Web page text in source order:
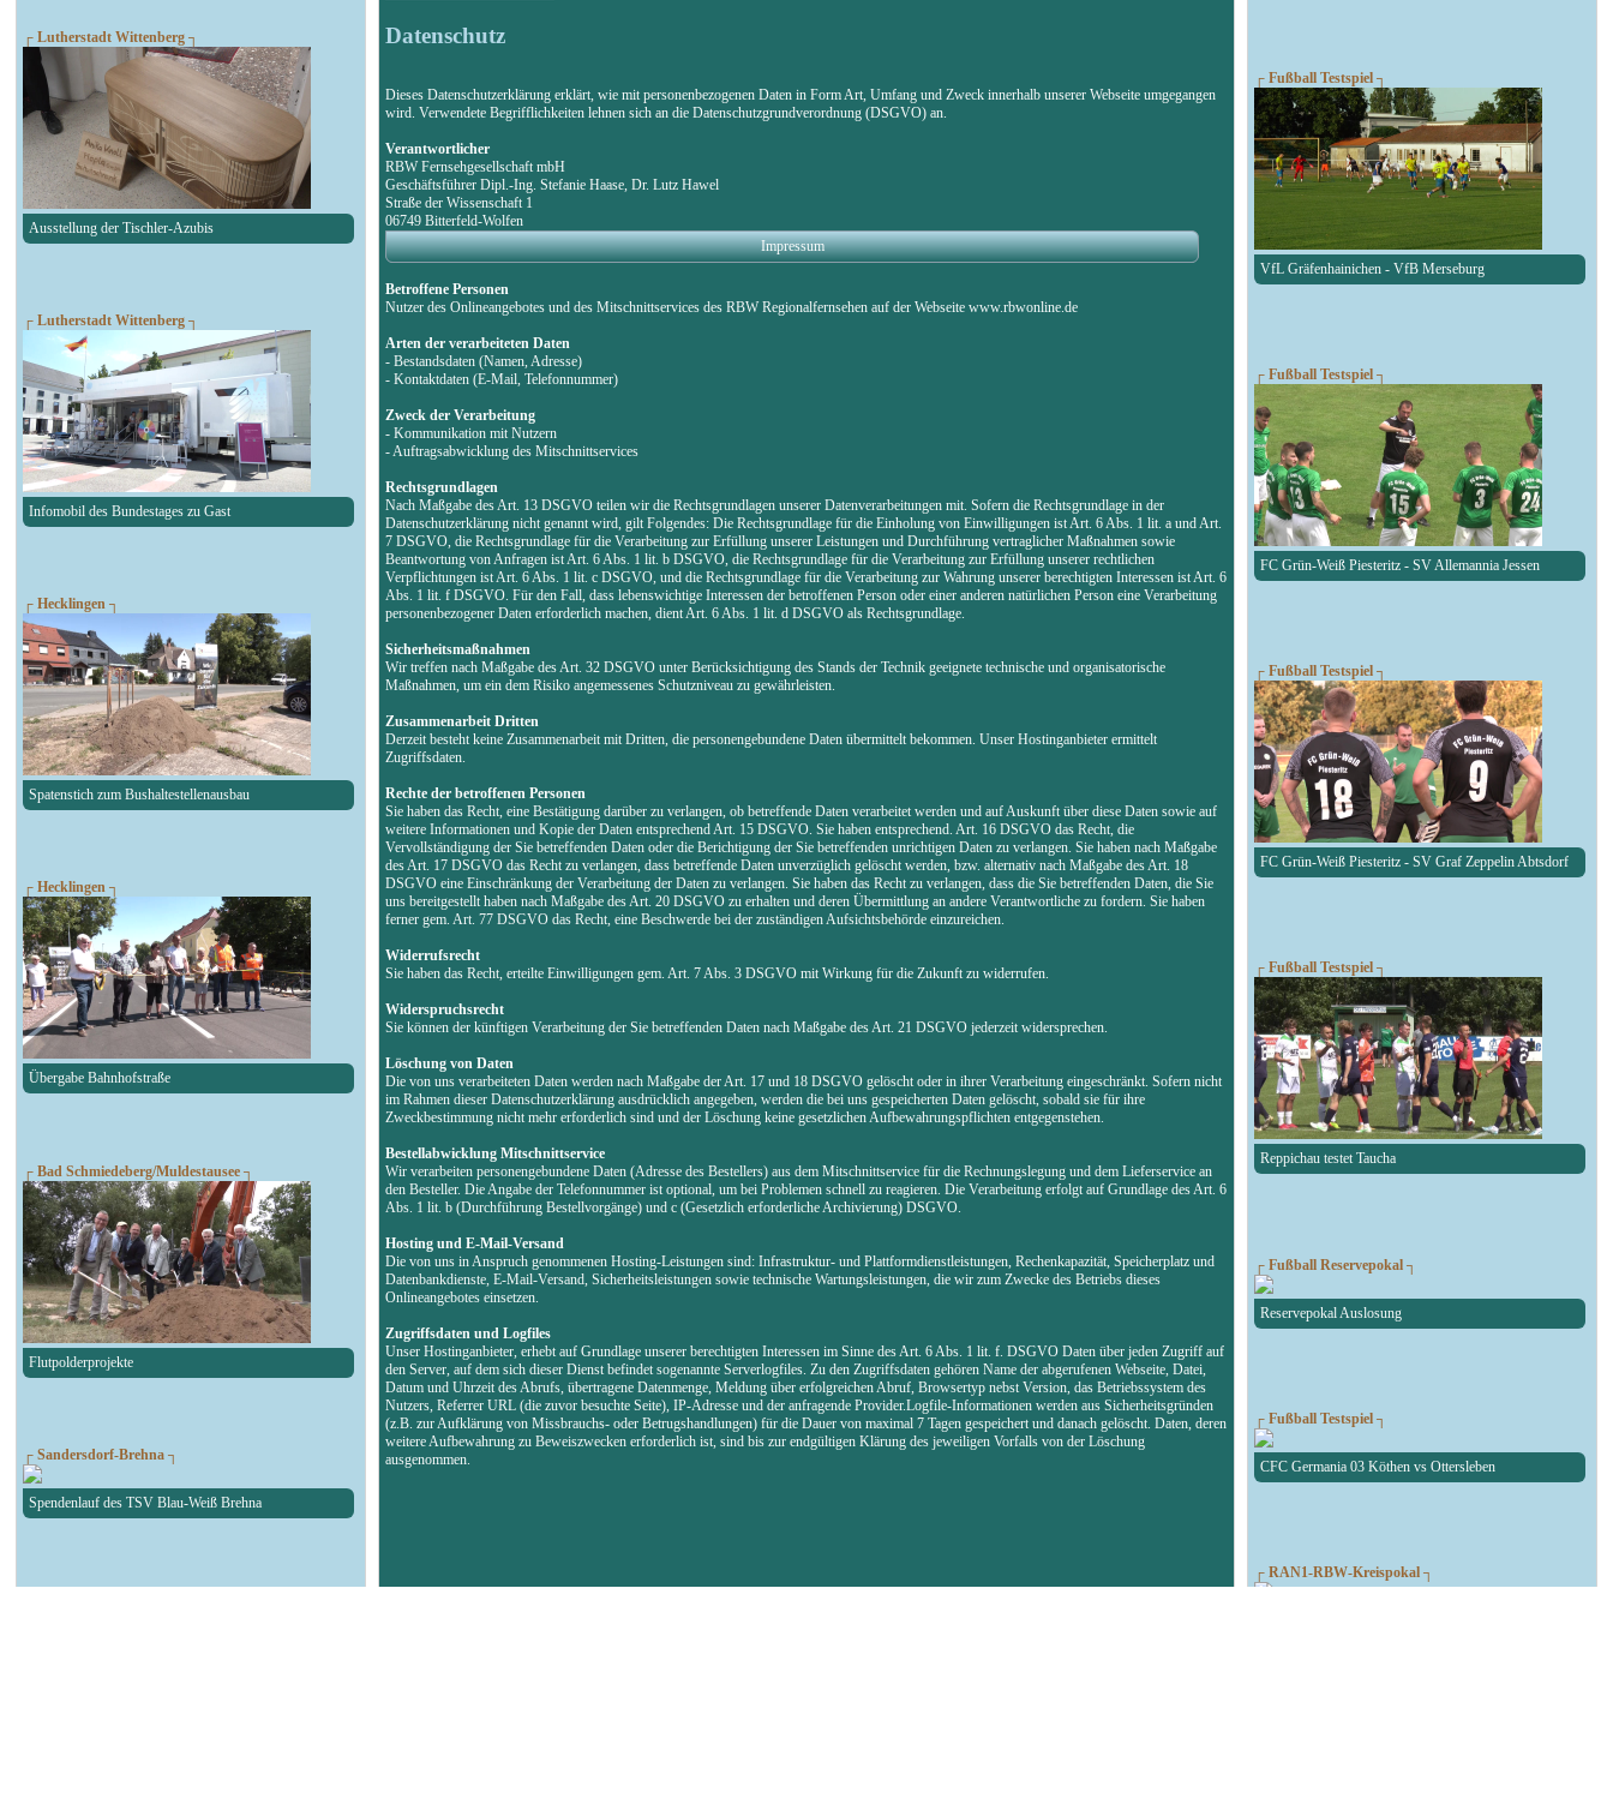
┌ Lutherstadt Wittenberg ┐
Ausstellung der Tischler-Azubis
┌ Lutherstadt Wittenberg ┐
Infomobil des Bundestages zu Gast
┌ Hecklingen ┐
Spatenstich zum Bushaltestellenausbau
┌ Hecklingen ┐
Übergabe Bahnhofstraße
┌ Bad Schmiedeberg/Muldestausee ┐
Flutpolderprojekte
┌ Sandersdorf-Brehna ┐
Spendenlauf des TSV Blau-Weiß Brehna
Datenschutz
Dieses Datenschutzerklärung erklärt, wie mit personenbezogenen Daten in Form Art, Umfang und Zweck innerhalb unserer Webseite umgegangen
wird. Verwendete Begrifflichkeiten lehnen sich an die Datenschutzgrundverordnung (DSGVO) an.
Verantwortlicher
RBW Fernsehgesellschaft mbH
Geschäftsführer Dipl.-Ing. Stefanie Haase, Dr. Lutz Hawel
Straße der Wissenschaft 1
06749 Bitterfeld-Wolfen
Impressum
Betroffene Personen
Nutzer des Onlineangebotes und des Mitschnittservices des RBW Regionalfernsehen auf der Webseite www.rbwonline.de
Arten der verarbeiteten Daten
- Bestandsdaten (Namen, Adresse)
- Kontaktdaten (E-Mail, Telefonnummer)
Zweck der Verarbeitung
- Kommunikation mit Nutzern
- Auftragsabwicklung des Mitschnittservices
Rechtsgrundlagen
Nach Maßgabe des Art. 13 DSGVO teilen wir die Rechtsgrundlagen unserer Datenverarbeitungen mit. Sofern die Rechtsgrundlage in der
Datenschutzerklärung nicht genannt wird, gilt Folgendes: Die Rechtsgrundlage für die Einholung von Einwilligungen ist Art. 6 Abs. 1 lit. a und Art.
7 DSGVO, die Rechtsgrundlage für die Verarbeitung zur Erfüllung unserer Leistungen und Durchführung vertraglicher Maßnahmen sowie
Beantwortung von Anfragen ist Art. 6 Abs. 1 lit. b DSGVO, die Rechtsgrundlage für die Verarbeitung zur Erfüllung unserer rechtlichen
Verpflichtungen ist Art. 6 Abs. 1 lit. c DSGVO, und die Rechtsgrundlage für die Verarbeitung zur Wahrung unserer berechtigten Interessen ist Art. 6
Abs. 1 lit. f DSGVO. Für den Fall, dass lebenswichtige Interessen der betroffenen Person oder einer anderen natürlichen Person eine Verarbeitung
personenbezogener Daten erforderlich machen, dient Art. 6 Abs. 1 lit. d DSGVO als Rechtsgrundlage.
Sicherheitsmaßnahmen
Wir treffen nach Maßgabe des Art. 32 DSGVO unter Berücksichtigung des Stands der Technik geeignete technische und organisatorische
Maßnahmen, um ein dem Risiko angemessenes Schutzniveau zu gewährleisten.
Zusammenarbeit Dritten
Derzeit besteht keine Zusammenarbeit mit Dritten, die personengebundene Daten übermittelt bekommen. Unser Hostinganbieter ermittelt
Zugriffsdaten.
Rechte der betroffenen Personen
Sie haben das Recht, eine Bestätigung darüber zu verlangen, ob betreffende Daten verarbeitet werden und auf Auskunft über diese Daten sowie auf
weitere Informationen und Kopie der Daten entsprechend Art. 15 DSGVO. Sie haben entsprechend. Art. 16 DSGVO das Recht, die
Vervollständigung der Sie betreffenden Daten oder die Berichtigung der Sie betreffenden unrichtigen Daten zu verlangen. Sie haben nach Maßgabe
des Art. 17 DSGVO das Recht zu verlangen, dass betreffende Daten unverzüglich gelöscht werden, bzw. alternativ nach Maßgabe des Art. 18
DSGVO eine Einschränkung der Verarbeitung der Daten zu verlangen. Sie haben das Recht zu verlangen, dass die Sie betreffenden Daten, die Sie
uns bereitgestellt haben nach Maßgabe des Art. 20 DSGVO zu erhalten und deren Übermittlung an andere Verantwortliche zu fordern. Sie haben
ferner gem. Art. 77 DSGVO das Recht, eine Beschwerde bei der zuständigen Aufsichtsbehörde einzureichen.
Widerrufsrecht
Sie haben das Recht, erteilte Einwilligungen gem. Art. 7 Abs. 3 DSGVO mit Wirkung für die Zukunft zu widerrufen.
Widerspruchsrecht
Sie können der künftigen Verarbeitung der Sie betreffenden Daten nach Maßgabe des Art. 21 DSGVO jederzeit widersprechen.
Löschung von Daten
Die von uns verarbeiteten Daten werden nach Maßgabe der Art. 17 und 18 DSGVO gelöscht oder in ihrer Verarbeitung eingeschränkt. Sofern nicht
im Rahmen dieser Datenschutzerklärung ausdrücklich angegeben, werden die bei uns gespeicherten Daten gelöscht, sobald sie für ihre
Zweckbestimmung nicht mehr erforderlich sind und der Löschung keine gesetzlichen Aufbewahrungspflichten entgegenstehen.
Bestellabwicklung Mitschnittservice
Wir verarbeiten personengebundene Daten (Adresse des Bestellers) aus dem Mitschnittservice für die Rechnungslegung und dem Lieferservice an
den Besteller. Die Angabe der Telefonnummer ist optional, um bei Problemen schnell zu reagieren. Die Verarbeitung erfolgt auf Grundlage des Art. 6
Abs. 1 lit. b (Durchführung Bestellvorgänge) und c (Gesetzlich erforderliche Archivierung) DSGVO.
Hosting und E-Mail-Versand
Die von uns in Anspruch genommenen Hosting-Leistungen sind: Infrastruktur- und Plattformdienstleistungen, Rechenkapazität, Speicherplatz und
Datenbankdienste, E-Mail-Versand, Sicherheitsleistungen sowie technische Wartungsleistungen, die wir zum Zwecke des Betriebs dieses
Onlineangebotes einsetzen.
Zugriffsdaten und Logfiles
Unser Hostinganbieter, erhebt auf Grundlage unserer berechtigten Interessen im Sinne des Art. 6 Abs. 1 lit. f. DSGVO Daten über jeden Zugriff auf
den Server, auf dem sich dieser Dienst befindet sogenannte Serverlogfiles. Zu den Zugriffsdaten gehören Name der abgerufenen Webseite, Datei,
Datum und Uhrzeit des Abrufs, übertragene Datenmenge, Meldung über erfolgreichen Abruf, Browsertyp nebst Version, das Betriebssystem des
Nutzers, Referrer URL (die zuvor besuchte Seite), IP-Adresse und der anfragende Provider.Logfile-Informationen werden aus Sicherheitsgründen
(z.B. zur Aufklärung von Missbrauchs- oder Betrugshandlungen) für die Dauer von maximal 7 Tagen gespeichert und danach gelöscht. Daten, deren
weitere Aufbewahrung zu Beweiszwecken erforderlich ist, sind bis zur endgültigen Klärung des jeweiligen Vorfalls von der Löschung
ausgenommen.
┌ Fußball Testspiel ┐
VfL Gräfenhainichen - VfB Merseburg
┌ Fußball Testspiel ┐
FC Grün-Weiß Piesteritz - SV Allemannia Jessen
┌ Fußball Testspiel ┐
FC Grün-Weiß Piesteritz - SV Graf Zeppelin Abtsdorf
┌ Fußball Testspiel ┐
Reppichau testet Taucha
┌ Fußball Reservepokal ┐
Reservepokal Auslosung
┌ Fußball Testspiel ┐
CFC Germania 03 Köthen vs Ottersleben
┌ RAN1-RBW-Kreispokal ┐